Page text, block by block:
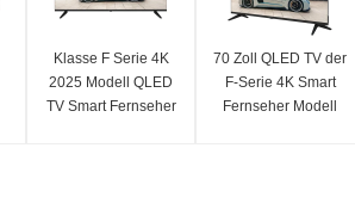
Klasse F Serie 4K
2025 Modell QLED
TV Smart Fernseher
70 Zoll QLED TV der
F-Serie 4K Smart
Fernseher Modell